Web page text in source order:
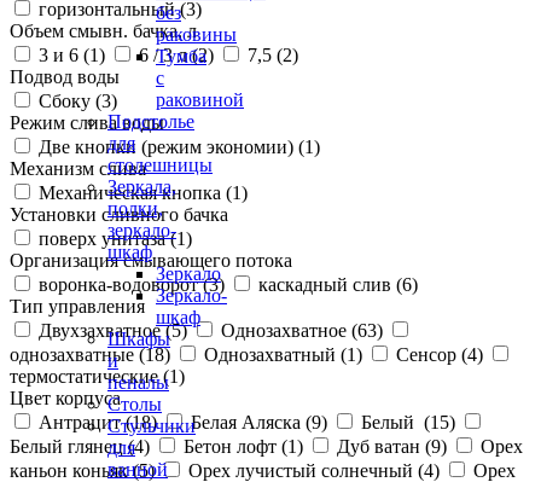
без
раковины
Тумба
с
раковиной
Подстолье
для
столешницы
Зеркала,
полки,
зеркало-
шкаф
Зеркало
Зеркало-
шкаф
Шкафы
и
пеналы
Столы
Стульчики
для
ванной
горизонтальный (3)
Объем смывн. бачка, л
3 и 6 (1) 6 / 3 л (2) 7,5 (2)
Подвод воды
Сбоку (3)
Режим слива воды
Две кнопки (режим экономии) (1)
Механизм слива
Механическая кнопка (1)
Установки сливного бачка
поверх унитаза (1)
Организация смывающего потока
воронка-водоворот (3) каскадный слив (6)
Тип управления
Двухзахватное (5) Однозахватное (63)
однозахватные (18) Однозахватный (1) Сенсор (4)
термостатические (1)
Цвет корпуса
Антрацит (18) Белая Аляска (9) Белый (15)
Белый глянец (4) Бетон лофт (1) Дуб ватан (9)
Орех
каньон коньяк (5) Орех лучистый солнечный (4)
Орех